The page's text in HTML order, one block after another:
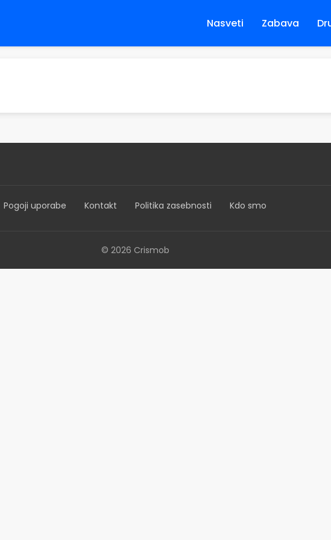
Nasveti Zabava
Pogoji uporabe Kontakt Politika zasebnosti Kdo smo
© 2026 Crismob